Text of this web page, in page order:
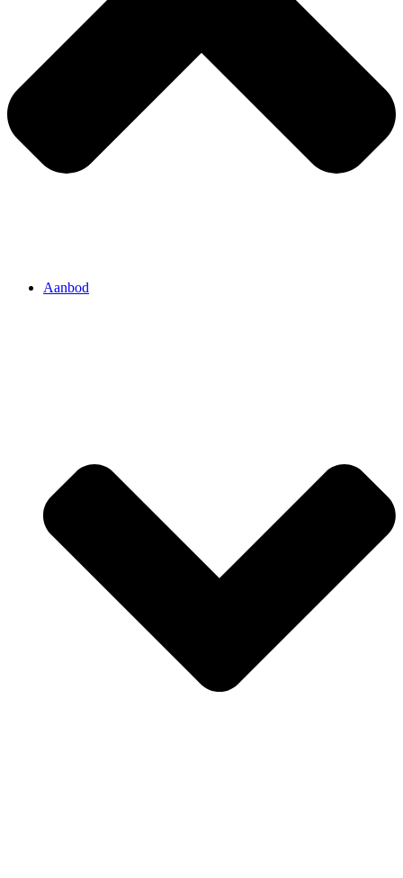
Aanbod